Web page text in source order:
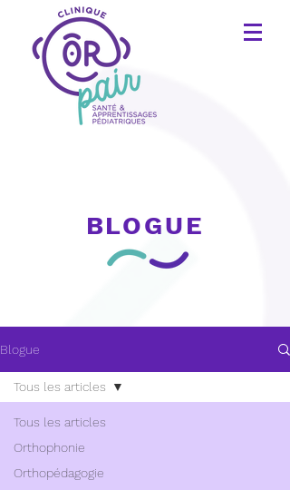
BLOGUE
Blogue
Tous les articles
Orthophonie
Orthopédagogie
Tous les articles